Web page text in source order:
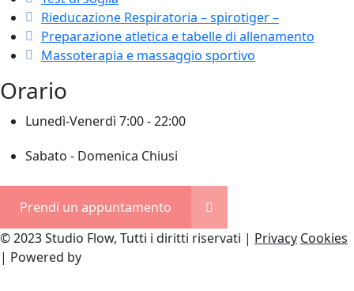
Rieducazione Respiratoria – spirotiger –
Preparazione atletica e tabelle di allenamento
Massoterapia e massaggio sportivo
Orario
Lunedì-Venerdì 7:00 - 22:00
Sabato - Domenica Chiusi
Prendi un appuntamento
© 2023 Studio Flow, Tutti i diritti riservati | Privacy Cookies
| Powered by